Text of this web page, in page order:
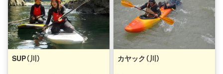
体感速度はラフティングの比では
ありません！！ 全身で波を感じな
がら進む究極のリバースポーツ、
それがハイドロスピードです♪ ※ラ
イフジャケットを装着しますの
加いただけます。また、ガイドが
クライミングで新たな高みを目指
し、日常にスリリルをプラスしま
しょう！
SUP（川） カヤック（川）